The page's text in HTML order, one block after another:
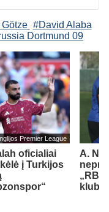
#David Alaba
Dortmund 09
Premier League
oficialiai
į Turkijos
A.
„RB